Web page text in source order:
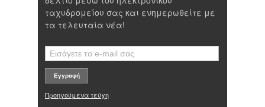
ταχυδρομείου σας και ενημερωθείτε με
τα τελευταία νέα!
Προηγούμενα τεύχη